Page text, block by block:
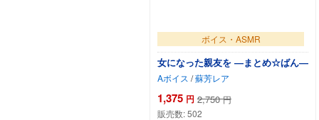
ボイス・ASMR
女になった親友を ―まとめ☆ばん―
Aボイス /蘇芳レア
1,375 円 2,750 円
販売数:502